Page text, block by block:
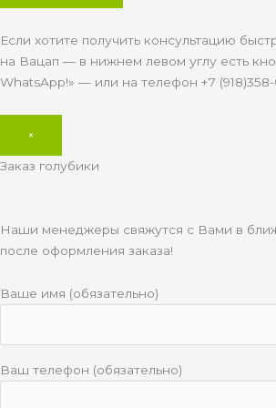
Если хотите получить консультацию
на Вацап — в нижнем левом углу есть
WhatsApp!» — или на телефон +7 (918)358-
×
Заказ голубики
Наши менеджеры свяжутся с Вами в
после оформления заказа!
Ваше имя (обязательно)
Ваш телефон (обязательно)